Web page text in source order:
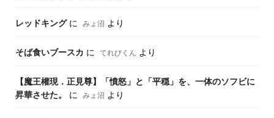
レッドキングに みょ沼 より
そば食いブースカ に てれびくん より
【魔王權現．正見尊】「憤怒」と「平穏」を、一体のソフビに
昇華させた。
に みょ沼 より